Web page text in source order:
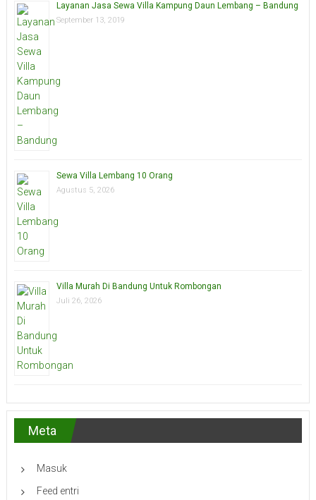
Layanan Jasa Sewa Villa Kampung Daun Lembang – Bandung
September 13, 2019
Sewa Villa Lembang 10 Orang
Agustus 5, 2026
Villa Murah Di Bandung Untuk Rombongan
Juli 26, 2026
Meta
Masuk
Feed entri